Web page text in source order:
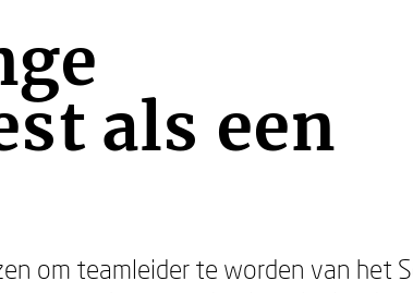
als een
om teamleider te worden van het